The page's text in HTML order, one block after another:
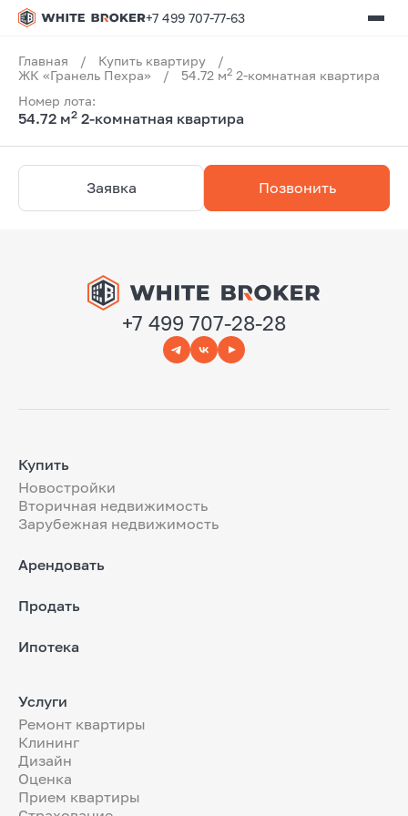
+7 499 707-77-63
Главная / Купить квартиру
/
ЖК «Гранель Пехра»
/ 54.72 м2 2-комнатная квартира
Номер лота:
54.72 м2 2-комнатная квартира
Заявка Позвонить
+7 499 707-28-28
Купить
Новостройки
Вторичная недвижимость
Зарубежная недвижимость
Арендовать
Продать
Ипотека
Услуги
Ремонт квартиры
Клининг
Дизайн
Оценка
Прием квартиры